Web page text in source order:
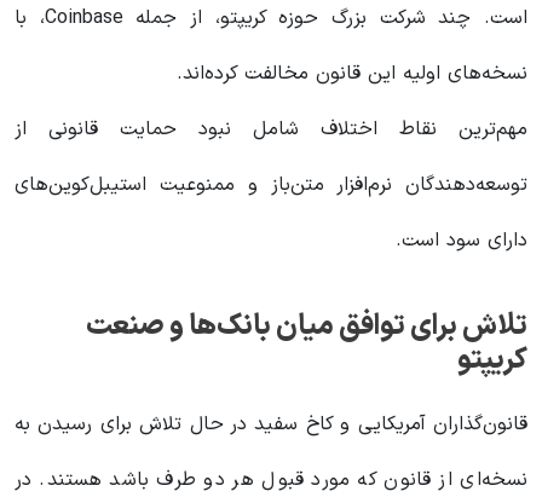
است. چند شرکت بزرگ حوزه کریپتو، از جمله Coinbase، با
نسخه‌های اولیه این قانون مخالفت کرده‌اند.
مهم‌ترین نقاط اختلاف شامل نبود حمایت قانونی از
توسعه‌دهندگان نرم‌افزار متن‌باز و ممنوعیت استیبل‌کوین‌های
دارای سود است.
تلاش برای توافق میان بانک‌ها و صنعت
کریپتو
قانون‌گذاران آمریکایی و کاخ سفید در حال تلاش برای رسیدن به
نسخه‌ای از قانون که مورد قبول هر دو طرف باشد هستند. در